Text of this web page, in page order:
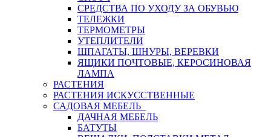
СРЕДСТВА ПО УХОДУ ЗА ОБУВЬЮ
ТЕЛЕЖКИ
ТЕРМОМЕТРЫ
УТЕПЛИТЕЛИ
ШПАГАТЫ, ШНУРЫ, ВЕРЕВКИ
ЯЩИКИ ПОЧТОВЫЕ, КЕРОСИНОВАЯ
ЛАМПА
РАСТЕНИЯ
РАСТЕНИЯ ИСКУССТВЕННЫЕ
САДОВАЯ МЕБЕЛЬ
ДАЧНАЯ МЕБЕЛЬ
БАТУТЫ